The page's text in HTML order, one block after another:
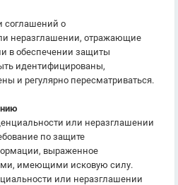
соглашений о
неразглашении, отражающие
в обеспечении защиты
идентифицированы,
и регулярно пересматриваться.
или неразглашении
по защите
выраженное
имеющими исковую силу.
или неразглашении